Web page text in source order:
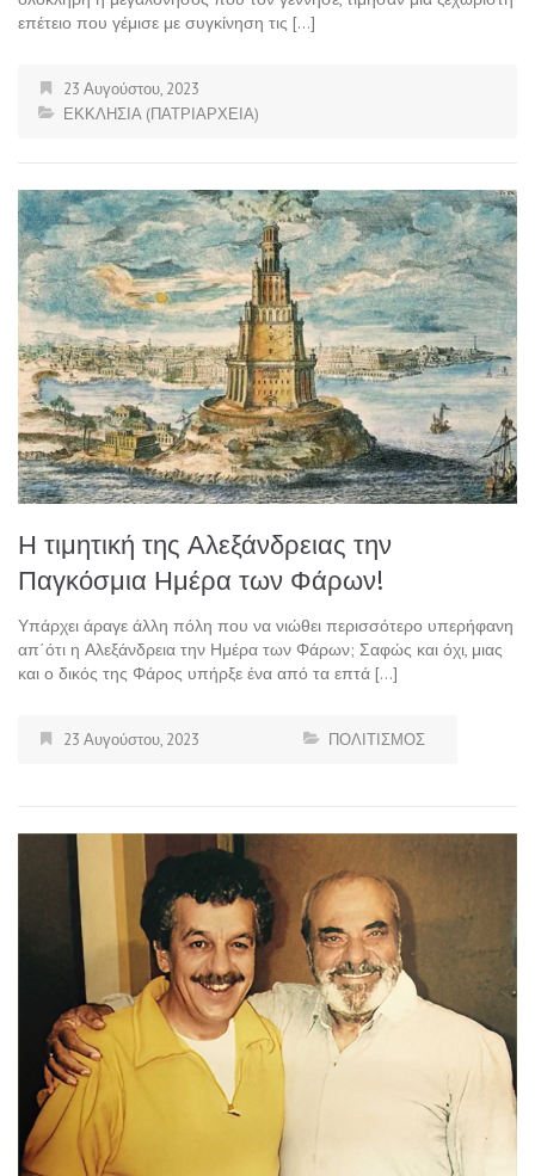
επέτειο που γέμισε με συγκίνηση τις […]
23 Αυγούστου, 2023
ΕΚΚΛΗΣΙΑ (ΠΑΤΡΙΑΡΧΕΙΑ)
Η τιμητική της Αλεξάνδρειας την
Παγκόσμια Ημέρα των Φάρων!
Υπάρχει άραγε άλλη πόλη που να νιώθει περισσότερο υπερήφανη
απ΄ότι η Αλεξάνδρεια την Ημέρα των Φάρων; Σαφώς και όχι, μιας
και ο δικός της Φάρος υπήρξε ένα από τα επτά […]
23 Αυγούστου, 2023 ΠΟΛΙΤΙΣΜΟΣ